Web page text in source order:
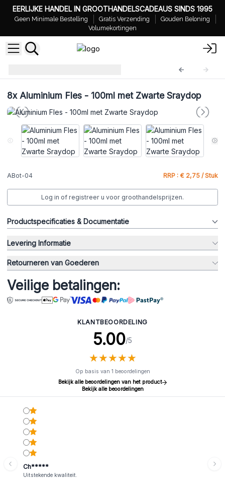
EERLIJKE HANDEL IN GROOTHANDELSCADEAUS SINDS 1995
Geen Minimale Bestelling Gratis Verzending
Gouden Beloning
Volumekortingen
8xAluminium Fles - 100ml met Zwarte Sraydop
ABot-04 RRP : € 2,75 / Stuk
Log in of registreer u voor groothandelsprijzen.
Productspecificaties & Documentatie
Levering Informatie
Retourneren van Goederen
Veilige betalingen:
KLANTBEOORDELING
5.00/5
★★★★★
★★★★★
Op basis van 1 beoordelingen
Bekijk alle beoordelingen van het product
Bekijk alle beoordelingen
Ch*****
Uitstekende kwaliteit.